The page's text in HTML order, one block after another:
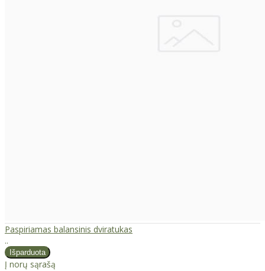
Paspiriamas balansinis dviratukas
..
Į norų sąrašą